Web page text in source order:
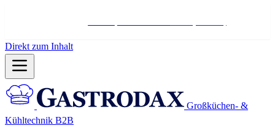
Direkt zum Inhalt
Großküchen- &
Kühltechnik B2B